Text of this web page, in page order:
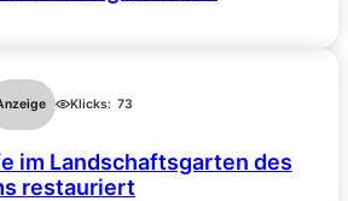
Klicks: 73
im Landschaftsgarten des
restauriert